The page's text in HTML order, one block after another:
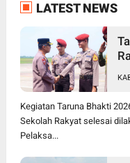
LATEST NEWS
Kegiatan Taruna Bhakti
Sekolah Rakyat selesai
Pelaksa...